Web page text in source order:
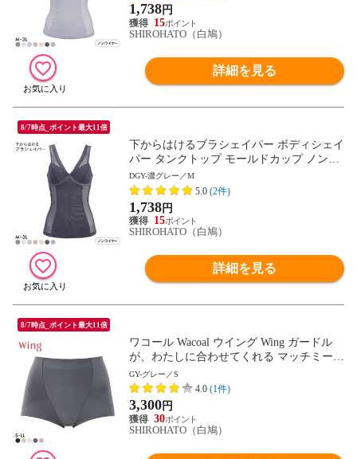
1,738円
15
SHIROHATO（白鳩）
詳細を見る
8/7時点_ポイント最大11倍
下からはけるブラシェイパー ボディシェイ
パー タンクトップ モールドカップ ノンワ
イヤー ブラトップ 補正下着
DGY-濃グレー／M
5.0 (2件)
1,738円
15
SHIROHATO（白鳩）
詳細を見る
8/7時点_ポイント最大11倍
ワコール Wacoal ウイング Wing ガードル
が、わたしに合わせてくれる マッチミーガ
ードル ショート丈 SML2L
GY-グレー／S
4.0 (1件)
3,300円
30
SHIROHATO（白鳩）